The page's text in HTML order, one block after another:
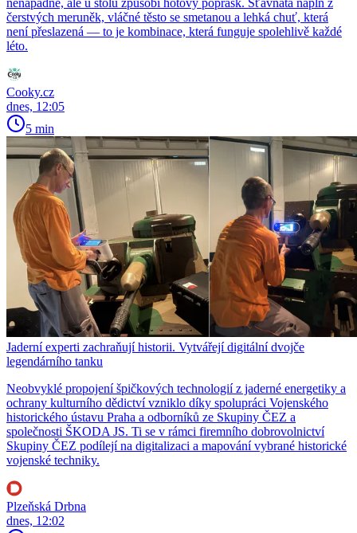
čerstvých meruněk, vláčné těsto se smetanou a lehká chuť, která
není přeslazená — to je kombinace, která funguje spolehlivě každé
léto.
Cooky.cz
dnes, 12:05
5 min
Jaderní experti zachraňují historii. Vytvářejí digitální dvojče
legendárního tanku
Neobvyklé propojení špičkových technologií z jaderné energetiky a
ochrany kulturního dědictví vzniklo díky spolupráci Vojenského
historického ústavu Praha a odborníků ze Skupiny ČEZ a
společnosti ŠKODA JS. Ti se v rámci firemního dobrovolnictví
Skupiny ČEZ podílejí na digitalizaci a mapování vybrané historické
vojenské techniky.
Plzeňská Drbna
dnes, 12:02